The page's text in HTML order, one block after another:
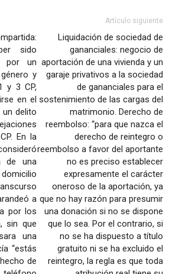
sido
por un
y
y 3 CP,
en el
delito
En la
de una
a
por los
sin que
una
“estás
de
Artículo siguiente
Liquidación de sociedad de
gananciales: negocio de
aportación de una vivienda y un
garaje privativos a la sociedad
de gananciales para el
sostenimiento de las cargas del
matrimonio. Derecho de
reembolso: “para que nazca el
derecho de reintegro o
reembolso a favor del aportante
no es preciso establecer
expresamente el carácter
oneroso de la aportación, ya
que no hay razón para presumir
una donación si no se dispone
que lo sea. Por el contrario, si
no se ha dispuesto a título
gratuito ni se ha excluido el
reintegro, la regla es que toda